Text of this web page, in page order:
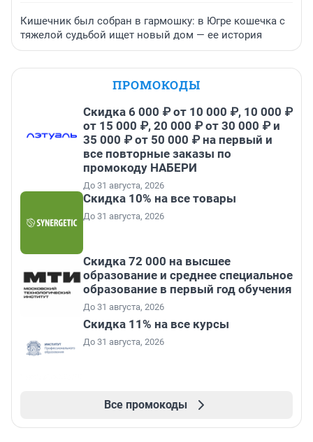
Кишечник был собран в гармошку: в Югре кошечка с
тяжелой судьбой ищет новый дом — ее история
ПРОМОКОДЫ
Скидка 6 000 ₽ от 10 000 ₽, 10 000 ₽
от 15 000 ₽, 20 000 ₽ от 30 000 ₽ и
35 000 ₽ от 50 000 ₽ на первый и
все повторные заказы по
промокоду НАБЕРИ
До 31 августа, 2026
Скидка 10% на все товары
До 31 августа, 2026
Скидка 72 000 на высшее
образование и среднее специальное
образование в первый год обучения
До 31 августа, 2026
Скидка 11% на все курсы
До 31 августа, 2026
Все промокоды